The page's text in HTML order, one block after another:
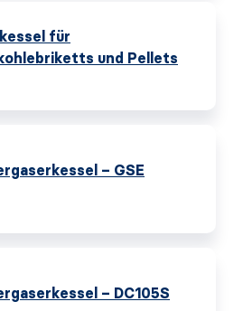
für
und Pellets
– GSE
– DC105S